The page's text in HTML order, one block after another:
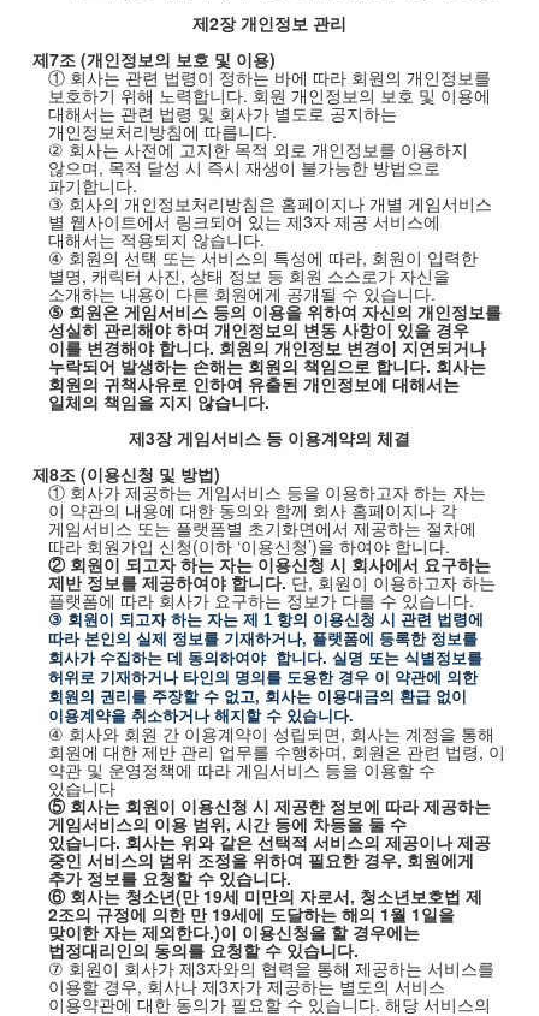
제2장 개인정보 관리
제7조(개인정보의 보호 및 이용)
① 회사는 관련 법령이 정하는 바에 따라 회원의 개인정보를
보호하기 위해 노력합니다. 회원 개인정보의 보호 및 이용에
대해서는 관련 법령 및 회사가 별도로 공지하는
개인정보처리방침에 따릅니다.
② 회사는 사전에 고지한 목적 외로 개인정보를 이용하지
않으며, 목적 달성 시 즉시 재생이 불가능한 방법으로
파기합니다.
③ 회사의 개인정보처리방침은 홈페이지나 개별 게임서비스
별 웹사이트에서 링크되어 있는 제3자 제공 서비스에
대해서는 적용되지 않습니다.
④ 회원의 선택 또는 서비스의 특성에 따라, 회원이 입력한
별명, 캐릭터 사진, 상태 정보 등 회원 스스로가 자신을
소개하는 내용이 다른 회원에게 공개될 수 있습니다.
⑤ 회원은 게임서비스 등의 이용을 위하여 자신의 개인정보를
성실히 관리해야 하며 개인정보의 변동 사항이 있을 경우
이를 변경해야 합니다. 회원의 개인정보 변경이 지연되거나
누락되어 발생하는 손해는 회원의 책임으로 합니다. 회사는
회원의 귀책사유로 인하여 유출된 개인정보에 대해서는
일체의 책임을 지지 않습니다.
제3장 게임서비스 등 이용계약의 체결
제8조(이용신청 및 방법)
① 회사가 제공하는 게임서비스 등을 이용하고자 하는 자는
이 약관의 내용에 대한 동의와 함께 회사 홈페이지나 각
게임서비스 또는 플랫폼별 초기화면에서 제공하는 절차에
따라 회원가입 신청(이하 ‘이용신청’)을 하여야 합니다.
② 회원이 되고자 하는 자는 이용신청 시 회사에서 요구하는
제반 정보를 제공하여야 합니다. 단, 회원이 이용하고자 하는
플랫폼에 따라 회사가 요구하는 정보가 다를 수 있습니다.
③ 회원이 되고자 하는 자는 제 1 항의 이용신청 시 관련 법령에
따라 본인의 실제 정보를 기재하거나, 플랫폼에 등록한 정보를
회사가 수집하는 데 동의하여야
합니다. 실명 또는 식별정보를
허위로 기재하거나 타인의 명의를 도용한 경우 이 약관에 의한
회원의 권리를 주장할 수 없고, 회사는 이용대금의 환급 없이
이용계약을 취소하거나 해지할 수 있습니다.
④ 회사와 회원 간 이용계약이 성립되면, 회사는 계정을 통해
회원에 대한 제반 관리 업무를 수행하며, 회원은 관련 법령, 이
약관 및 운영정책에 따라 게임서비스 등을 이용할 수
있습니다
⑤ 회사는 회원이 이용신청 시 제공한 정보에 따라 제공하는
게임서비스의 이용 범위, 시간 등에 차등을 둘 수
있습니다. 회사는 위와 같은 선택적 서비스의 제공이나 제공
중인 서비스의 범위 조정을 위하여 필요한 경우, 회원에게
추가 정보를 요청할 수 있습니다.
⑥ 회사는 청소년(만 19세 미만의 자로서, 청소년보호법 제
2조의 규정에 의한 만 19세에 도달하는 해의 1월 1일을
맞이한 자는 제외한다.)이 이용신청을 할 경우에는
법정대리인의 동의를 요청할 수 있습니다.
⑦ 회원이 회사가 제3자와의 협력을 통해 제공하는 서비스를
이용할 경우, 회사나 제3자가 제공하는 별도의 서비스
이용약관에 대한 동의가 필요할 수 있습니다. 해당 서비스의